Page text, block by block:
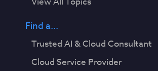
Find a...
Trusted AI & Cloud Consultant
Cloud Service Provider